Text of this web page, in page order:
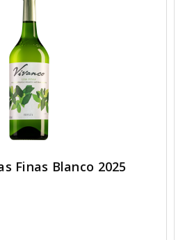
Finas Blanco 2025